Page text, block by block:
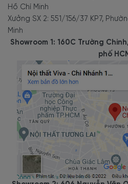
Hồ Chí Minh
Xưởng SX 2: 551/156/37 KP7,
Minh
Showroom 1: 160C Trường
phố